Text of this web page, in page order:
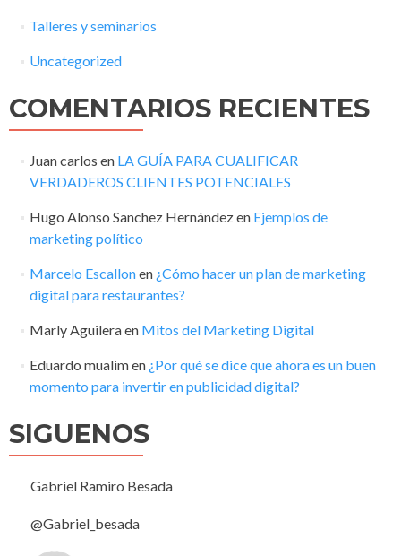
Talleres y seminarios
Uncategorized
COMENTARIOS RECIENTES
Juan carlos en LA GUÍA PARA CUALIFICAR
VERDADEROS CLIENTES POTENCIALES
Hugo Alonso Sanchez Hernándezen Ejemplos de
marketing político
Marcelo Escallonen ¿Cómo hacer un plan de marketing
digital para restaurantes?
Marly Aguileraen Mitos del Marketing Digital
Eduardo mualimen ¿Por qué se dice que ahora es un buen
momento para invertir en publicidad digital?
SIGUENOS
Gabriel Ramiro Besada
@Gabriel_besada